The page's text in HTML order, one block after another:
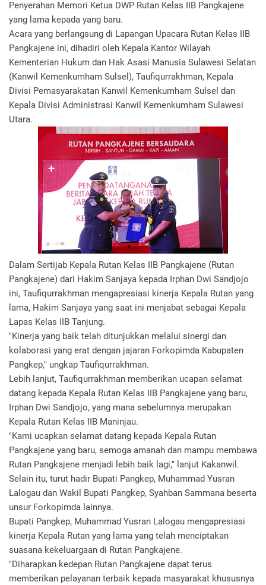
Penyerahan Memori Ketua DWP Rutan Kelas IIB Pangkajene
yang lama kepada yang baru.
Acara yang berlangsung di Lapangan Upacara Rutan Kelas IIB
Pangkajene ini, dihadiri oleh Kepala Kantor Wilayah
Kementerian Hukum dan Hak Asasi Manusia Sulawesi Selatan
(Kanwil Kemenkumham Sulsel), Taufiqurrakhman, Kepala
Divisi Pemasyarakatan Kanwil Kemenkumham Sulsel dan
Kepala Divisi Administrasi Kanwil Kemenkumham Sulawesi
Utara.
Dalam Sertijab Kepala Rutan Kelas IIB Pangkajene (Rutan
Pangkajene) dari Hakim Sanjaya kepada Irphan Dwi Sandjojo
ini, Taufiqurrakhman mengapresiasi kinerja Kepala Rutan yang
lama, Hakim Sanjaya yang saat ini menjabat sebagai Kepala
Lapas Kelas IIB Tanjung.
"Kinerja yang baik telah ditunjukkan melalui sinergi dan
kolaborasi yang erat dengan jajaran Forkopimda Kabupaten
Pangkep," ungkap Taufiqurrakhman.
Lebih lanjut, Taufiqurrakhman memberikan ucapan selamat
datang kepada Kepala Rutan Kelas IIB Pangkajene yang baru,
Irphan Dwi Sandjojo, yang mana sebelumnya merupakan
Kepala Rutan Kelas IIB Maninjau.
"Kami ucapkan selamat datang kepada Kepala Rutan
Pangkajene yang baru, semoga amanah dan mampu membawa
Rutan Pangkajene menjadi lebih baik lagi," lanjut Kakanwil.
Selain itu, turut hadir Bupati Pangkep, Muhammad Yusran
Lalogau dan Wakil Bupati Pangkep, Syahban Sammana beserta
unsur Forkopimda lainnya.
Bupati Pangkep, Muhammad Yusran Lalogau mengapresiasi
kinerja Kepala Rutan yang lama yang telah menciptakan
suasana kekeluargaan di Rutan Pangkajene.
"Diharapkan kedepan Rutan Pangkajene dapat terus
memberikan pelayanan terbaik kepada masyarakat khususnya